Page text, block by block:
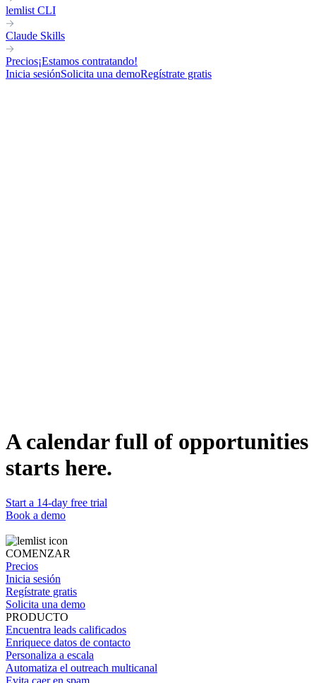
lemlist CLI
Claude Skills
Precios¡Estamos contratando!
Inicia sesiónSolicita una demoRegístrate gratis
A calendar full of opportunities
starts here.
Start a 14-day free trial
Book a demo
COMENZAR
Precios
Inicia sesión
Regístrate gratis
Solicita una demo
PRODUCTO
Encuentra leads calificados
Enriquece datos de contacto
Personaliza a escala
Automatiza el outreach multicanal
Evita caer en spam